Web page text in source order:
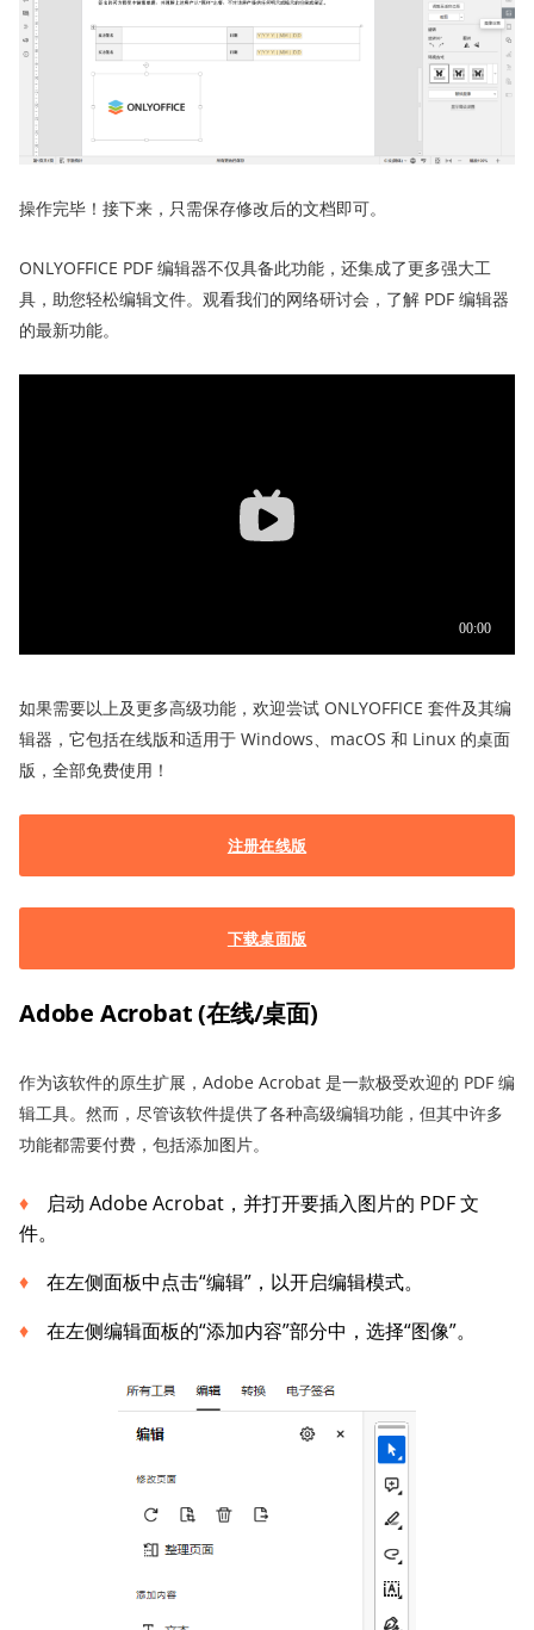
操作完毕！接下来，只需保存修改后的文档即可。
ONLYOFFICE PDF 编辑器不仅具备此功能，还集成了更多强大工
具，助您轻松编辑文件。观看我们的网络研讨会，了解 PDF 编辑器
的最新功能。
如果需要以上及更多高级功能，欢迎尝试 ONLYOFFICE 套件及其编
辑器，它包括在线版和适用于 Windows、macOS 和 Linux 的桌面
版，全部免费使用！
注册在线版
下载桌面版
Adobe Acrobat (在线/桌面)
作为该软件的原生扩展，Adobe Acrobat 是一款极受欢迎的 PDF 编
辑工具。然而，尽管该软件提供了各种高级编辑功能，但其中许多
功能都需要付费，包括添加图片。
启动 Adob​​e Acrobat，并打开要插入图片的 PDF 文
件。
在左侧面板中点击“编辑”，以开启编辑模式。
在左侧编辑面板的“添加内容”部分中，选择“图像”。